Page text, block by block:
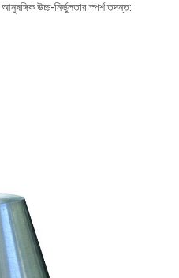
উচ্চ-নির্ভুলতার স্পর্শ তদন্ত: